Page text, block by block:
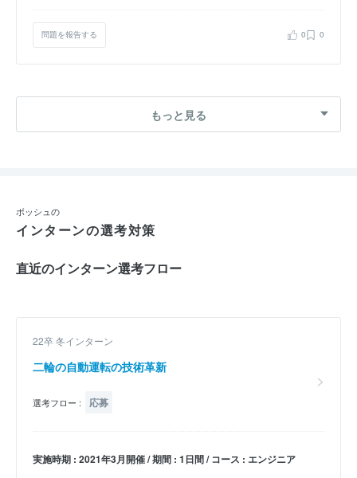
問題を報告する 0 0
もっと見る
ボッシュの
インターンの選考対策
直近のインターン選考フロー
22卒 冬インターン
二輪の自動運転の技術革新
選考フロー : 応募
実施時期 : 2021年3月開催 / 期間 : 1日間 / コース : エンジニア